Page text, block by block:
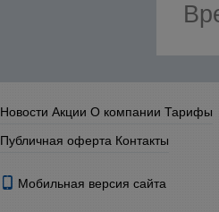
Новости Акции О компании Тарифы
Публичная оферта Контакты
Мобильная версия сайта